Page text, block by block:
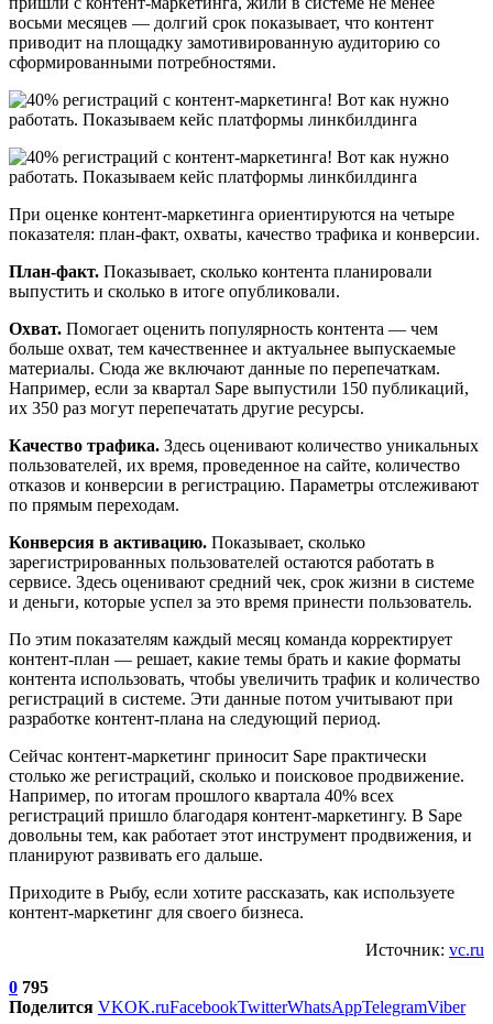
восьми месяцев — долгий срок показывает, что контент
приводит на площадку замотивированную аудиторию со
сформированными потребностями.
При оценке контент-маркетинга ориентируются на четыре
показателя: план-факт, охваты, качество трафика и конверсии.
План-факт. Показывает, сколько контента планировали
выпустить и сколько в итоге опубликовали.
Охват. Помогает оценить популярность контента — чем
больше охват, тем качественнее и актуальнее выпускаемые
материалы. Сюда же включают данные по перепечаткам.
Например, если за квартал Sape выпустили 150 публикаций,
их 350 раз могут перепечатать другие ресурсы.
Качество трафика. Здесь оценивают количество уникальных
пользователей, их время, проведенное на сайте, количество
отказов и конверсии в регистрацию. Параметры отслеживают
по прямым переходам.
Конверсия в активацию. Показывает, сколько
зарегистрированных пользователей остаются работать в
сервисе. Здесь оценивают средний чек, срок жизни в системе
и деньги, которые успел за это время принести пользователь.
По этим показателям каждый месяц команда корректирует
контент-план — решает, какие темы брать и какие форматы
контента использовать, чтобы увеличить трафик и количество
регистраций в системе. Эти данные потом учитывают при
разработке контент-плана на следующий период.
Сейчас контент-маркетинг приносит Sape практически
столько же регистраций, сколько и поисковое продвижение.
Например, по итогам прошлого квартала 40% всех
регистраций пришло благодаря контент-маркетингу. В Sape
довольны тем, как работает этот инструмент продвижения, и
планируют развивать его дальше.
Приходите в Рыбу, если хотите рассказать, как используете
контент-маркетинг для своего бизнеса.
Источник: vc.ru
0 795
Поделится VKOK.ruFacebookTwitterWhatsAppTelegramViber